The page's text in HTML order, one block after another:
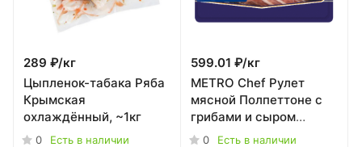
289 ₽/кг
Цыпленок-табака Ряба
Крымская
охлаждённый, ~1кг
0 Есть в наличии
599.01 ₽/кг
METRO Chef Рулет
мясной Полпеттоне с
грибами и сыром
охлажденный, ~700г
0 Есть в наличии